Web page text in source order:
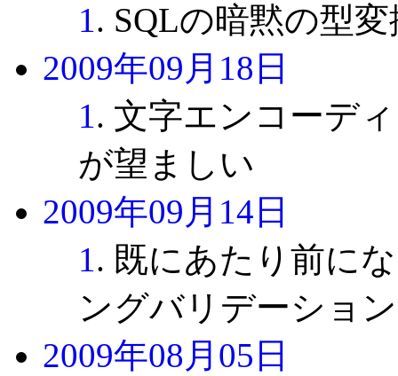
1. SQLの暗黙の型
2009年09月18日
1. 文字エンコーデ
が望ましい
2009年09月14日
1. 既にあたり前に
ングバリデーション
2009年08月05日